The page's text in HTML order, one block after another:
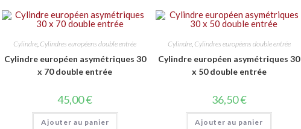
Cylindre, Cylindres européens double entrée
Cylindre européen asymétriques 30
x 70 double entrée
45,00€
Ajouter au panier
Cylindre, Cylindres européens double entrée
Cylindre européen asymétriques 30
x 50 double entrée
36,50€
Ajouter au panier